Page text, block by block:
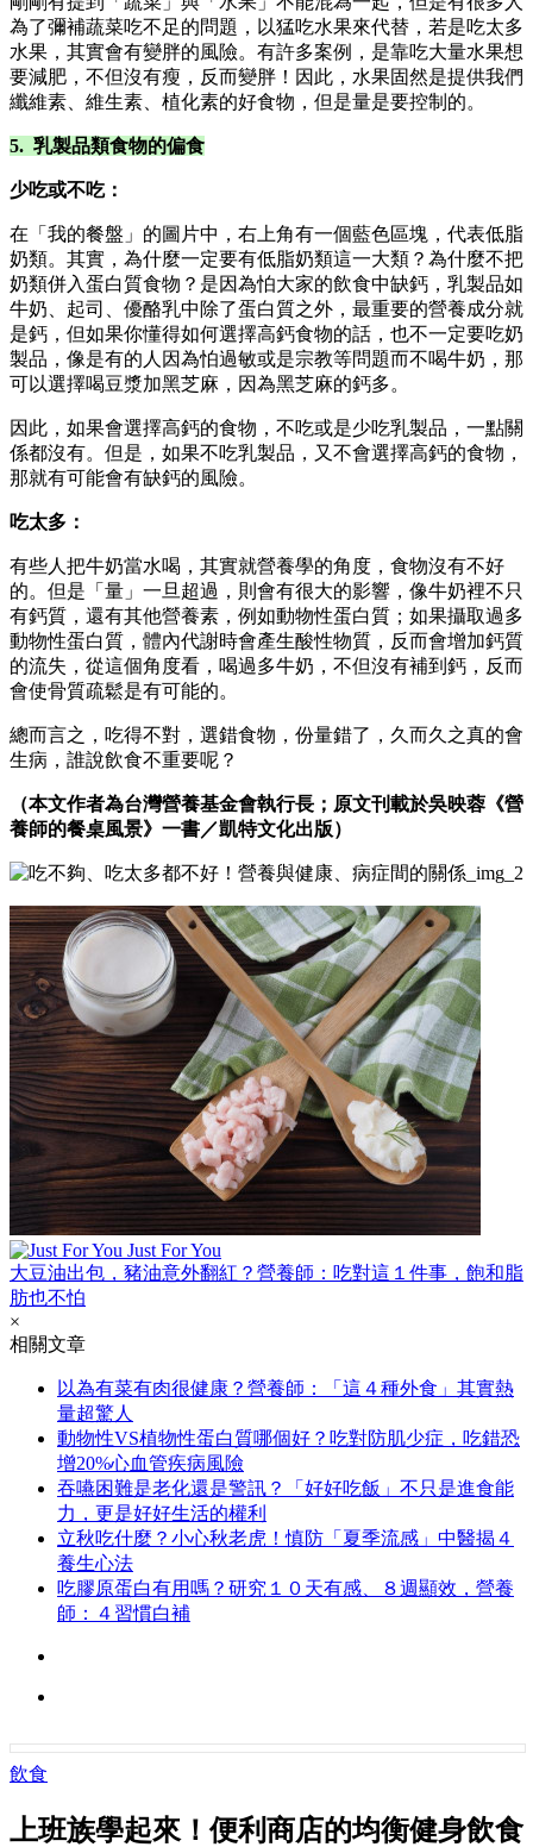
為了彌補蔬菜吃不足的問題，以猛吃水果來代替，若是吃太多
水果，其實會有變胖的風險。有許多案例，是靠吃大量水果想
要減肥，不但沒有瘦，反而變胖！因此，水果固然是提供我們
纖維素、維生素、植化素的好食物，但是量是要控制的。
5. 乳製品類食物的偏食
少吃或不吃：
在「我的餐盤」的圖片中，右上角有一個藍色區塊，代表低脂
奶類。其實，為什麼一定要有低脂奶類這一大類？為什麼不把
奶類併入蛋白質食物？是因為怕大家的飲食中缺鈣，乳製品如
牛奶、起司、優酪乳中除了蛋白質之外，最重要的營養成分就
是鈣，但如果你懂得如何選擇高鈣食物的話，也不一定要吃奶
製品，像是有的人因為怕過敏或是宗教等問題而不喝牛奶，那
可以選擇喝豆漿加黑芝麻，因為黑芝麻的鈣多。
因此，如果會選擇高鈣的食物，不吃或是少吃乳製品，一點關
係都沒有。但是，如果不吃乳製品，又不會選擇高鈣的食物，
那就有可能會有缺鈣的風險。
吃太多：
有些人把牛奶當水喝，其實就營養學的角度，食物沒有不好
的。但是「量」一旦超過，則會有很大的影響，像牛奶裡不只
有鈣質，還有其他營養素，例如動物性蛋白質；如果攝取過多
動物性蛋白質，體內代謝時會產生酸性物質，反而會增加鈣質
的流失，從這個角度看，喝過多牛奶，不但沒有補到鈣，反而
會使骨質疏鬆是有可能的。
總而言之，吃得不對，選錯食物，份量錯了，久而久之真的會
生病，誰說飲食不重要呢？
（本文作者為台灣營養基金會執行長； 原文刊載於吳映蓉《營
養師的餐桌風景》一書／凱特文化出版）
Just For You
大豆油出包，豬油意外翻紅？營養師：吃對這１件事，飽和脂
肪也不怕
×
相關文章
以為有菜有肉很健康？營養師：「這４種外食」其實熱
量超驚人
動物性VS植物性蛋白質哪個好？吃對防肌少症，吃錯恐
增20%心血管疾病風險
吞嚥困難是老化還是警訊？「好好吃飯」不只是進食能
力，更是好好生活的權利
立秋吃什麼？小心秋老虎！慎防「夏季流感」中醫揭４
養生心法
吃膠原蛋白有用嗎？研究１０天有感、８週顯效，營養
師：４習慣白補
飲食
上班族學起來！便利商店的均衡健身飲食